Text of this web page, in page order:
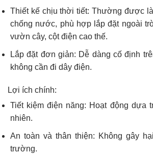
Thiết kế chịu thời tiết: Thường được
chống nước, phù hợp lắp đặt ngoài
vườn cây, cột điện cao thế.
Lắp đặt đơn giản: Dễ dàng cố định
không cần đi dây điện.
Lợi ích chính:
Tiết kiệm điện năng: Hoạt động dựa
nhiên.
An toàn và thân thiện: Không gây
trường.